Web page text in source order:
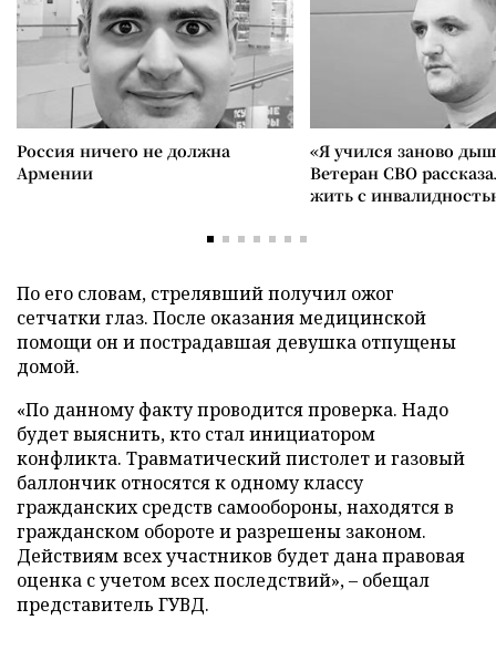
Россия ничего не должна
Армении
«Я учился заново
Ветеран СВО
жить с
По его словам, стрелявший получил ожог
сетчатки глаз. После оказания медицинской
помощи он и пострадавшая девушка отпущены
домой.
«По данному факту проводится проверка. Надо
будет выяснить, кто стал инициатором
конфликта. Травматический пистолет и газовый
баллончик относятся к одному классу
гражданских средств самообороны, находятся в
гражданском обороте и разрешены законом.
Действиям всех участников будет дана правовая
оценка с учетом всех последствий», – обещал
представитель ГУВД.